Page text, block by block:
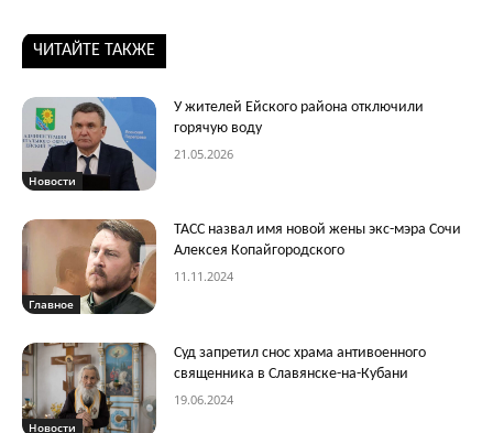
ЧИТАЙТЕ ТАКЖЕ
Новости
У жителей Ейского района отключили
горячую воду
21.05.2026
Главное
ТАСС назвал имя новой жены экс-мэра Сочи
Алексея Копайгородского
11.11.2024
Новости
Суд запретил снос храма антивоенного
священника в Славянске-на-Кубани
19.06.2024